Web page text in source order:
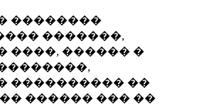
��������
�������,
����, ������ �
���������� ��
������ ��� ��